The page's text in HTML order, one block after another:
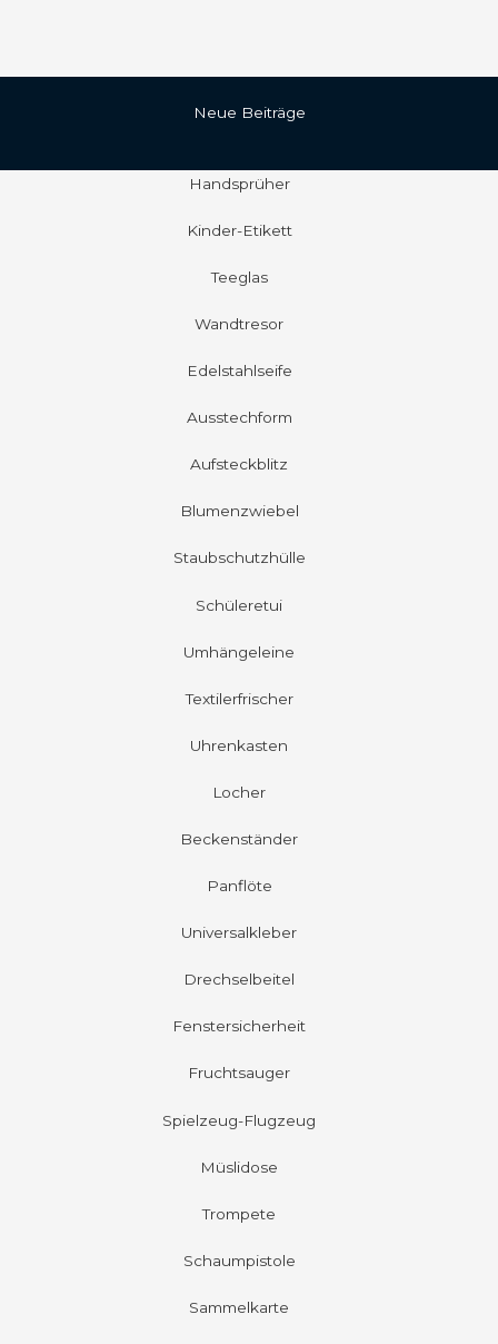
Neue Beiträge
Handsprüher
Kinder-Etikett
Teeglas
Wandtresor
Edelstahlseife
Ausstechform
Aufsteckblitz
Blumenzwiebel
Staubschutzhülle
Schüleretui
Umhängeleine
Textilerfrischer
Uhrenkasten
Locher
Beckenständer
Panflöte
Universalkleber
Drechselbeitel
Fenstersicherheit
Fruchtsauger
Spielzeug-Flugzeug
Müslidose
Trompete
Schaumpistole
Sammelkarte